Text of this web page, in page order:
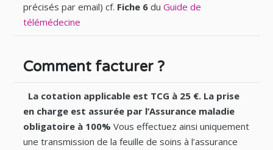
précisés par email) cf. Fiche 6du Guide de
télémédecine
Comment facturer ?
La cotation applicable est TCG à 25 €. La prise
en charge est assurée par l’Assurance maladie
obligatoire à 100% Vous effectuez ainsi uniquement
une transmission de la feuille de soins à l’assurance